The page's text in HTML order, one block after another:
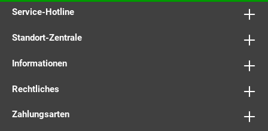
Service-Hotline
Standort-Zentrale
Informationen
Rechtliches
Zahlungsarten